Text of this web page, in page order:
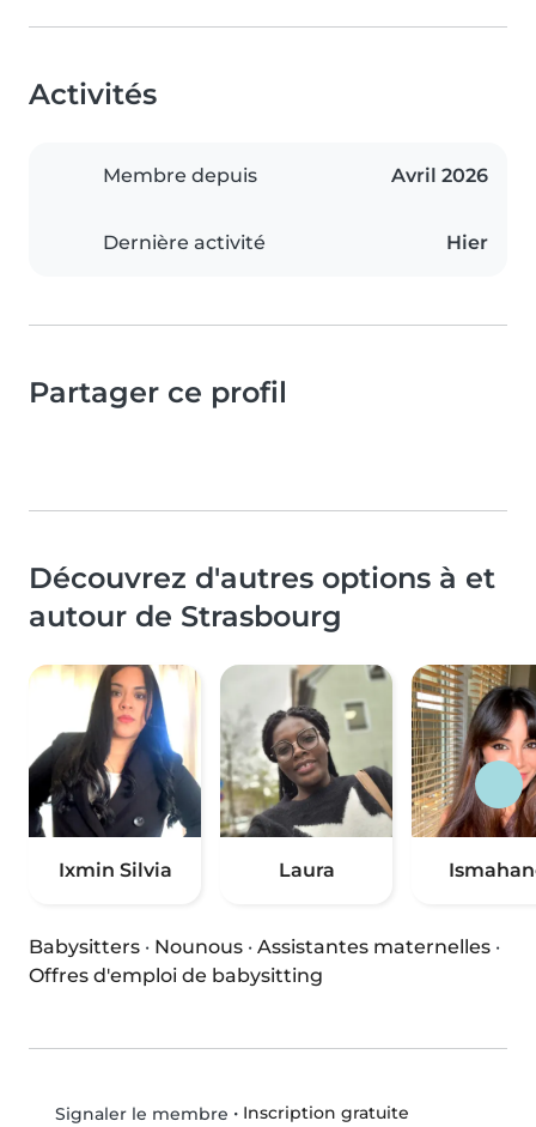
Activités
Membre depuis Avril 2026
Dernière activité Hier
Partager ce profil
Découvrez d'autres options à et
autour de Strasbourg
Ixmin Silvia Laura
Babysitters · Nounous · Assistantes maternelles ·
Offres d'emploi de babysitting
Signaler le membre • Inscription gratuite